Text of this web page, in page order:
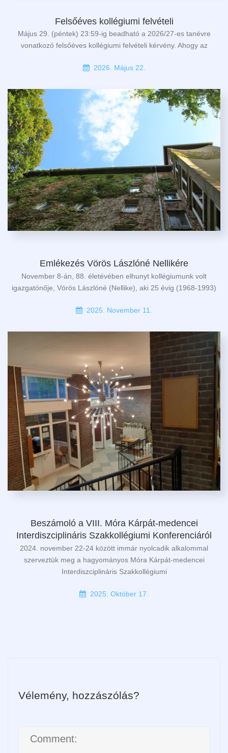
Felsőéves kollégiumi felvételi
Május 29. (péntek) 23:59-ig beadható a 2026/27-es tanévre
vonatkozó felsőéves kollégiumi felvételi kérvény. Ahogy az
2026. Május 22.
Emlékezés Vörös Lászlóné Nellikére
November 8-án, 88. életévében elhunyt kollégiumunk volt
igazgatónője, Vörös Lászlóné (Nellike), aki 25 évig (1968-1993)
2025. November 11.
Beszámoló a VIII. Móra Kárpát-medencei
Interdiszciplináris Szakkollégiumi Konferenciáról
2024. november 22-24 között immár nyolcadik alkalommal
szerveztük meg a hagyományos Móra Kárpát-medencei
Interdiszciplináris Szakkollégiumi
2025. Október 17.
Vélemény, hozzászólás?